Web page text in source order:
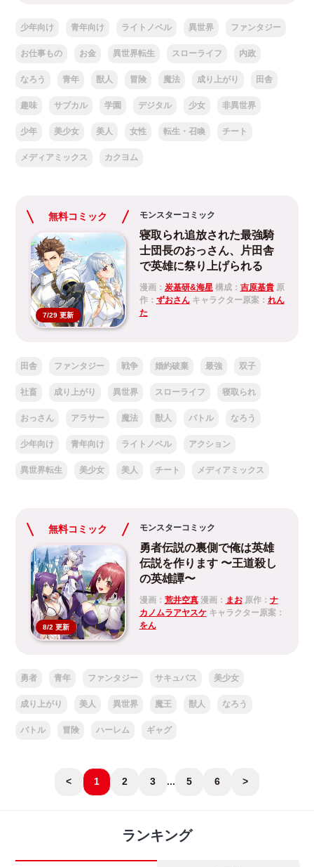
少年向け 青年向け ライトノベル 異世界 ファンタジー
お仕事もの お金 異世界転生 スローライフ 内政
なろう 青年 獣人 冒険 魔法 成り上がり 田舎
趣味 サブカル 学園 デジタル 少女 非異世界
少年 美少女 美人 女性 転生・召喚 チート
メディアミックス カクヨム
無料コミック
7/29 更新
モンスターコミック
寝取られ追放された最強騎
士団長のおっさん、片田舎
で英雄に祭り上げられる
漫画： 炭基研&海星構成： 吉原基貴原
作： ずおさんキャラクター原案： れん
た
田舎 ファンタジー 戦争 婚約破棄 最強 双子
社畜 成り上がり 異世界 スローライフ 寝取られ
おっさん アラサー 魔法 獣人 バトル なろう
少年向け 青年向け ライトノベル アクション
異世界転生 美少女 美人 チート メディアミックス
無料コミック
8/2 更新
モンスターコミック
勇者伝説の裏側で俺は英雄
伝説を作ります 〜王道殺し
の英雄譚〜
漫画： 荒井空真漫画： まお原作： ナ
カノムラアヤスケキャラクター原案：
をん
勇者 青年 ファンタジー サキュバス 美少女
成り上がり 美人 異世界 魔王 獣人 なろう
バトル 冒険 ハーレム ギャグ
< 1 2 3 ... 5 6 >
ランキング